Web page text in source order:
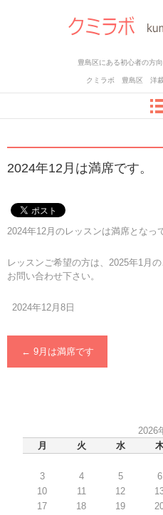
豊島区にある初心者の方
クミラボ 豊島区 洋
2024年12月は満席です。
2024年12月のレッスンは満席となっ
レッスンご希望の方は、2025年1月の
お問い合わせ下さい。
2024年12月8日
← 9月は満席です
2026
月
火 水
3
4 5 6
10
11 12
17
18 19